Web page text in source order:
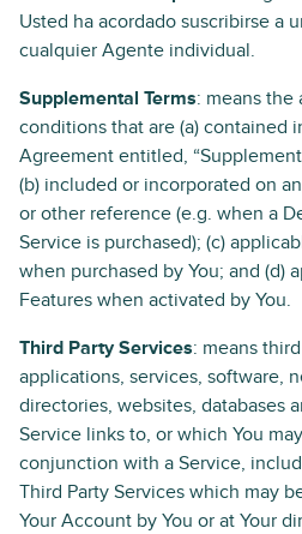
Usted ha acordado suscribirse a
cualquier Agente individual.
Supplemental Terms: means the
conditions that are (a) contained
Agreement entitled,
(b) included or incorporated on
or other reference (e.g. when a
Service is purchased); (c)
when purchased by You; and (d)
Features when activated by You.
Third Party Services: means
applications, services, software,
directories, websites, databases
Service links to, or which You
conjunction with a Service,
Third Party Services which may
Your Account by You or at Your